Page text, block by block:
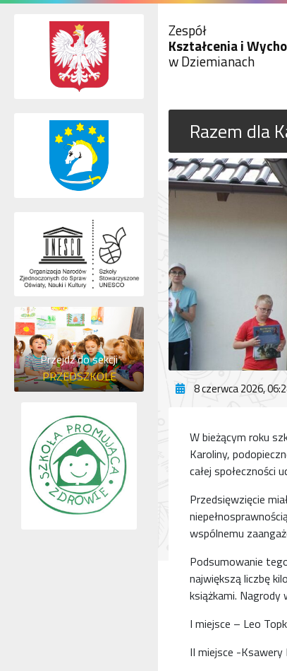
Zespół
Kształcenia i
w Dziemianach
Razem dla
8 czerwca 2026,
W bieżącym roku
Karoliny,
całej społeczności
Przedsięwzięcie
wspólnemu
Podsumowanie
największą liczbę
książkami. Nagrody
I miejsce – Leo
II miejsce -Ksawery
Przejdź do sekcji
PRZEDSZKOLE